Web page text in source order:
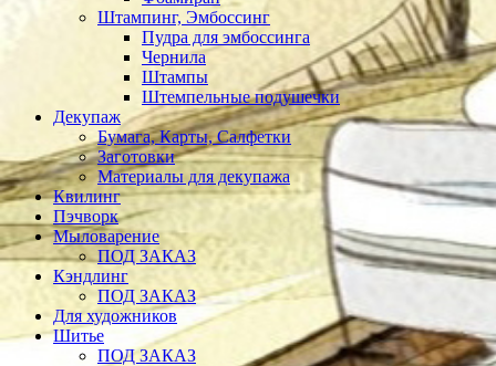
Штампинг, Эмбоссинг
Пудра для эмбоссинга
Чернила
Штампы
Штемпельные подушечки
Декупаж
Бумага, Карты, Салфетки
Заготовки
Материалы для декупажа
Квилинг
Пэчворк
Мыловарение
ПОД ЗАКАЗ
Кэндлинг
ПОД ЗАКАЗ
Для художников
Шитье
ПОД ЗАКАЗ